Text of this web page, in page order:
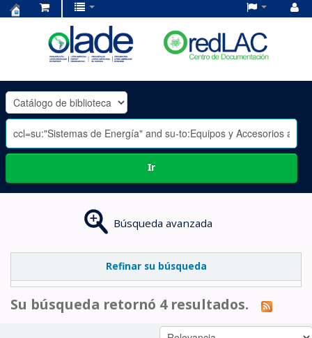
OLADE
-
Ir
Búsqueda avanzada
Refinar su búsqueda
Su búsqueda retornó 4 resultados.